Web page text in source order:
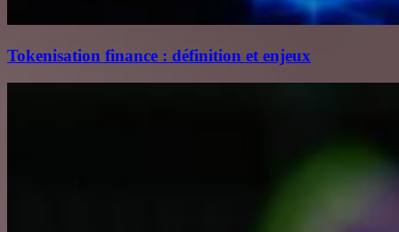
Tokenisation finance : définition et enjeux